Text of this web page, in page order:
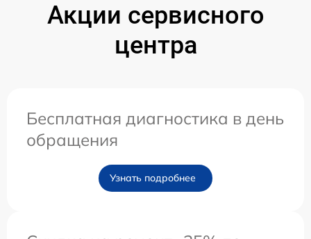
Акции сервисного
центра
Бесплатная диагностика в день
обращения
Узнать подробнее